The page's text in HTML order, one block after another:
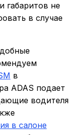
габаритов не
в случае
в
ADAS подает
водителя
в салоне